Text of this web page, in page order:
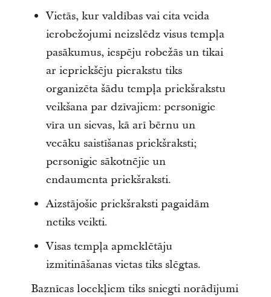
Vietās, kur valdības vai cita veida
ierobežojumi neizslēdz visus tempļa
pasākumus, iespēju robežās un tikai
ar iepriekšēju pierakstu tiks
organizēta šādu tempļa priekšrakstu
veikšana par dzīvajiem: personīgie
vīra un sievas, kā arī bērnu un
vecāku saistīšanas priekšraksti;
personīgie sākotnējie un
endaumenta priekšraksti.
Aizstājošie priekšraksti pagaidām
netiks veikti.
Visas tempļa apmeklētāju
izmitināšanas vietas tiks slēgtas.
Baznīcas locekļiem tiks sniegti norādījumi